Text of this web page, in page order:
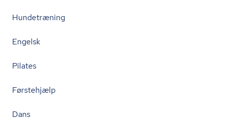
Hundetræning
Engelsk
Pilates
Førstehjælp
Dans